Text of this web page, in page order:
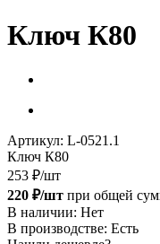
Ключ К80
Артикул: L-0521.1
Ключ К80
253 ₽/шт
220 ₽/шт при общей
В наличии: Нет
В производстве: Есть